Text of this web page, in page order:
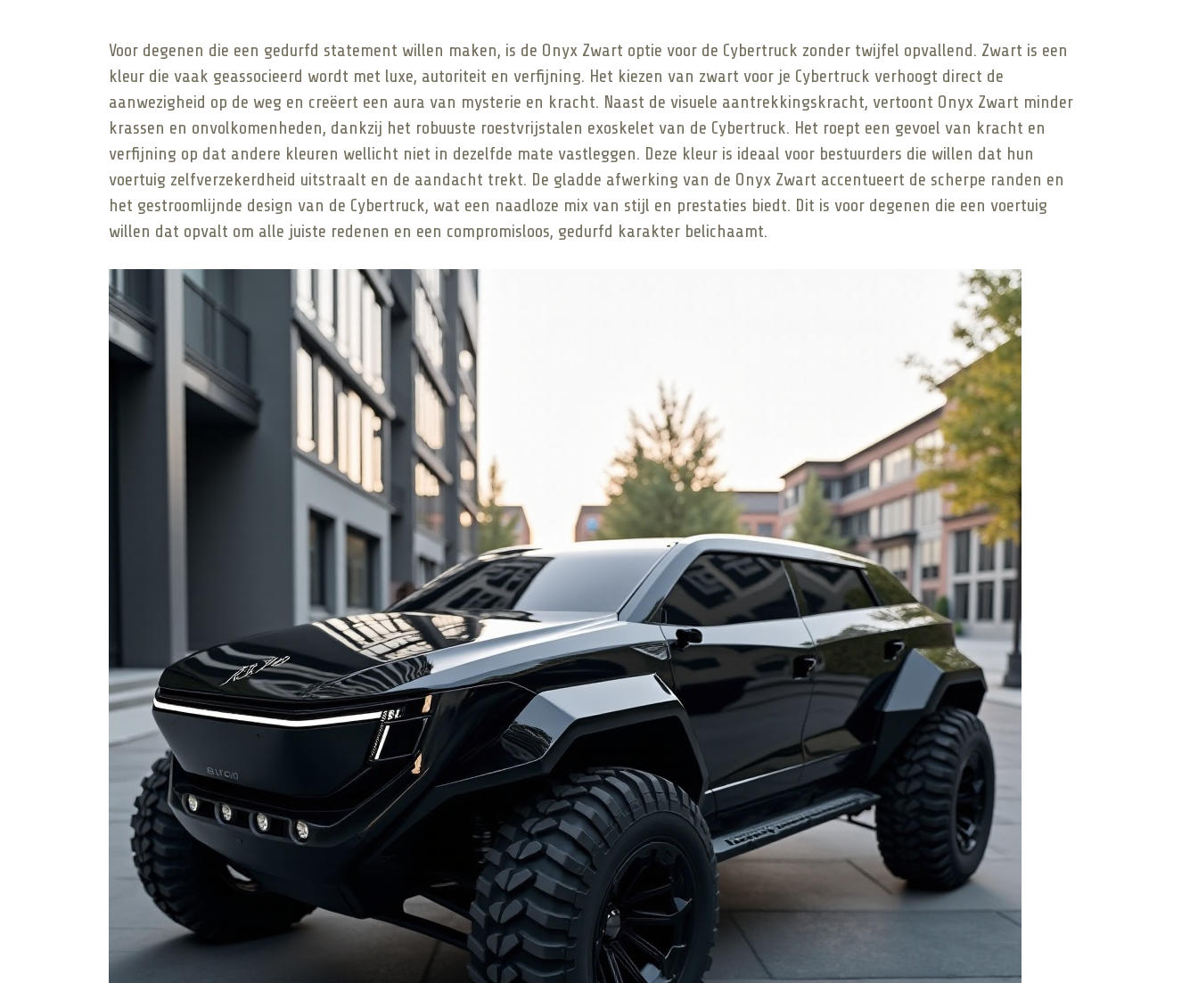
Voor degenen die een gedurfd statement willen maken, is de Onyx Zwart optie voor de Cybertruck zonder twijfel opvallend. Zwart is een
kleur die vaak geassocieerd wordt met luxe, autoriteit en verfijning. Het kiezen van zwart voor je Cybertruck verhoogt direct de
aanwezigheid op de weg en creëert een aura van mysterie en kracht. Naast de visuele aantrekkingskracht, vertoont Onyx Zwart minder
krassen en onvolkomenheden, dankzij het robuuste roestvrijstalen exoskelet van de Cybertruck. Het roept een gevoel van kracht en
verfijning op dat andere kleuren wellicht niet in dezelfde mate vastleggen. Deze kleur is ideaal voor bestuurders die willen dat hun
voertuig zelfverzekerdheid uitstraalt en de aandacht trekt. De gladde afwerking van de Onyx Zwart accentueert de scherpe randen en
het gestroomlijnde design van de Cybertruck, wat een naadloze mix van stijl en prestaties biedt. Dit is voor degenen die een voertuig
willen dat opvalt om alle juiste redenen en een compromisloos, gedurfd karakter belichaamt.